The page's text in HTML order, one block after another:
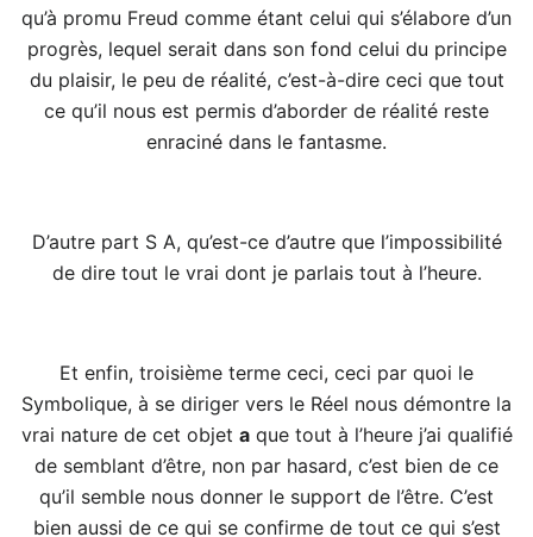
qu’à promu Freud comme étant celui qui s’élabore d’un
progrès, lequel serait dans son fond celui du principe
du plaisir, le peu de réalité, c’est-à-dire ceci que tout
ce qu’il nous est permis d’aborder de réalité reste
enraciné dans le fantasme.
D’autre part S A, qu’est-ce d’autre que l’impossibilité
de dire tout le vrai dont je parlais tout à l’heure.
Et enfin, troisième terme ceci, ceci par quoi le
Symbolique, à se diriger vers le Réel nous démontre la
vrai nature de cet objet aque tout à l’heure j’ai qualifié
de semblant d’être, non par hasard, c’est bien de ce
qu’il semble nous donner le support de l’être. C’est
bien aussi de ce qui se confirme de tout ce qui s’est